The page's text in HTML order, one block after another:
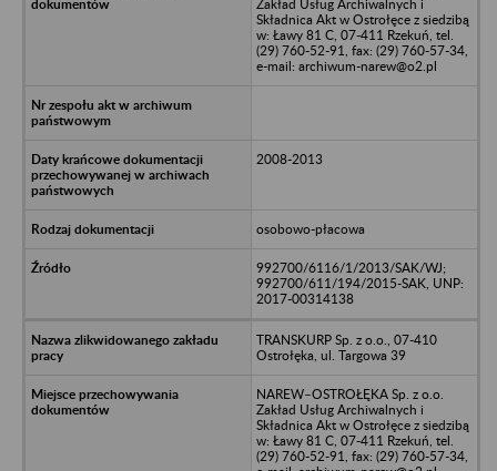
Zakład Usług Archiwalnych i
Składnica Akt w Ostrołęce z siedzibą
w: Ławy 81 C, 07-411 Rzekuń, tel.
(29) 760-52-91, fax: (29) 760-57-34,
e-mail: archiwum-narew@o2.pl
2008-2013
osobowo-płacowa
992700/6116/1/2013/SAK/WJ;
992700/611/194/2015-SAK, UNP:
2017-00314138
TRANSKURP Sp. z o.o., 07-410
Ostrołęka, ul. Targowa 39
NAREW–OSTROŁĘKA Sp. z o.o.
Zakład Usług Archiwalnych i
Składnica Akt w Ostrołęce z siedzibą
w: Ławy 81 C, 07-411 Rzekuń, tel.
(29) 760-52-91, fax: (29) 760-57-34,